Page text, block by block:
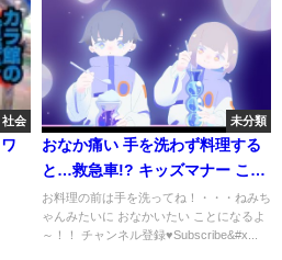
社会 未分類
おなか痛い 手を洗わず料理する
と…救急車!? キッズマナー こう
くんねみちゃん wash your
hands KidsLine
お料理の前は手を洗ってね！・・・ねみち
ゃんみたいに おなかいたい ことになるよ
～！！ チャンネル登録♥Subscribe&#x...